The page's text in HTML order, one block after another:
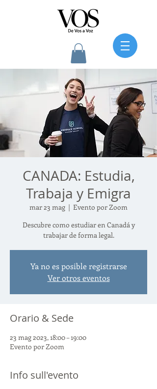
CANADA: Estudia,
Trabaja y Emigra
mar 23 mag
  |
Evento por Zoom
Descubre como estudiar en Canadá y
trabajar de forma legal.
Ya no es posible registrarse
Ver otros eventos
Orario & Sede
23 mag 2023, 18:00 – 19:00
Evento por Zoom
Info sull'evento